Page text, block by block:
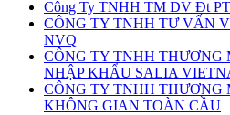
Công Ty TNHH TM DV Đt
CÔNG TY TNHH TƯ VẤN
NVQ
CÔNG TY TNHH
NHẬP KHẨU SALIA
CÔNG TY TNHH
KHÔNG GIAN TOÀN CẦU